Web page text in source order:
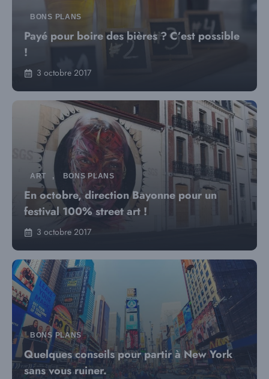
BONS PLANS
Payé pour boire des bières ? C’est possible
!
3 octobre 2017
ART , BONS PLANS
En octobre, direction Bayonne pour un
festival 100% street art !
3 octobre 2017
BONS PLANS
Quelques conseils pour partir à New York
sans vous ruiner.